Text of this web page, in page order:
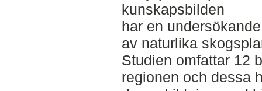
kunskapsbilden
har en
av naturlika
Studien omfattar 12
regionen och dessa